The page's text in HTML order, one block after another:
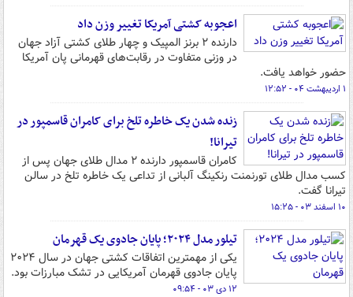
اعجوبه کشتی آمریکا تغییر وزن داد
دارنده ۲ برنز المپیک و چهار طلای کشتی آزاد جهان
در وزنی متفاوت در رقابت‌های قهرمانی پان آمریکا
حضور خواهد یافت.
۱ اردیبهشت ۰۴ - ۱۲:۵۲
زنده شدن یک خاطره تلخ برای کامران قاسمپور در
تیرانا!
کامران قاسمپور دارنده ۲ مدال طلای جهان پس از
کسب مدال طلای تورنمنت رنکینگ آلبانی از تداعی یک خاطره تلخ در سالن
تیرانا گفت.
۱۰ اسفند ۰۳ - ۱۵:۲۵
تیلور مدل ۲۰۲۴؛ پایان جادوی یک قهرمان
یکی از مهمترین اتفاقات کشتی جهان در سال ۲۰۲۴
پایان جادوی قهرمان آمریکایی در تشک مبارزات بود.
۱۲ دی ۰۳ - ۰۹:۵۴